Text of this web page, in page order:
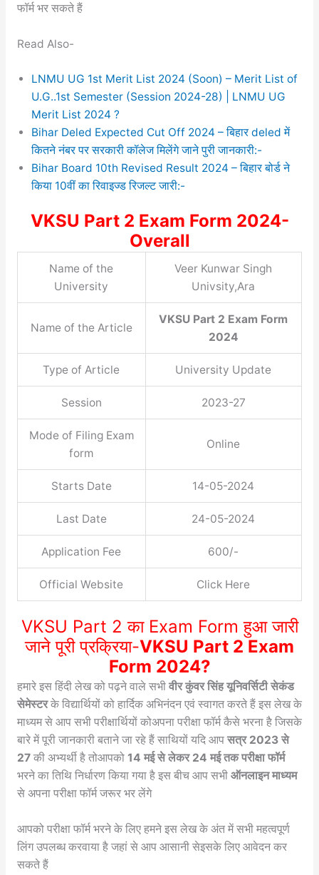
फॉर्म भर सकते हैं
Read Also-
LNMU UG 1st Merit List 2024 (Soon) – Merit List of
U.G..1st Semester (Session 2024-28) | LNMU UG
Merit List 2024 ?
Bihar Deled Expected Cut Off 2024 – बिहार deled में
कितने नंबर पर सरकारी कॉलेज मिलेंगे जाने पुरी जानकारी:-
Bihar Board 10th Revised Result 2024 – बिहार बोर्ड ने
किया 10वीं का रिवाइज्ड रिजल्ट जारी:-
VKSU Part 2 Exam Form 2024-
Overall
Name of the
University
Veer Kunwar Singh
Univsity,Ara
Name of the Article
VKSU Part 2 Exam Form
2024
Type of Article University Update
Session 2023-27
Mode of Filing Exam
form
Online
Starts Date 14-05-2024
Last Date 24-05-2024
Application Fee 600/-
Official Website Click Here
VKSU Part 2 का Exam Form हुआ जारी
जाने पूरी प्रक्रिया-VKSU Part 2 Exam
Form 2024?
हमारे इस हिंदी लेख को पढ़ने वाले सभी वीर कुंवर सिंह यूनिवर्सिटी सेकंड
सेमेस्टरके विद्यार्थियों को हार्दिक अभिनंदन एवं स्वागत करते हैं इस लेख के
माध्यम से आप सभी परीक्षार्थियों कोअपना परीक्षा फॉर्म कैसे भरना है जिसके
बारे में पूरी जानकारी बताने जा रहे हैं साथियों यदि आप सत्र 2023 से
27की अभ्यर्थी है तोआपको 14 मई से लेकर 24 मई तक परीक्षा फॉर्म
भरने का तिथि निर्धारण किया गया है इस बीच आप सभी ऑनलाइन माध्यम
से अपना परीक्षा फॉर्म जरूर भर लेंगे
आपको परीक्षा फॉर्म भरने के लिए हमने इस लेख के अंत में सभी महत्वपूर्ण
लिंग उपलब्ध करवाया है जहां से आप आसानी सेइसके लिए आवेदन कर
सकते हैं